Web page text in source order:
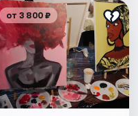
от 3 800 ₽